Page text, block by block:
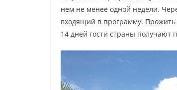
нем не менее одной недели.
входящий в программу.
14 дней гости страны получают